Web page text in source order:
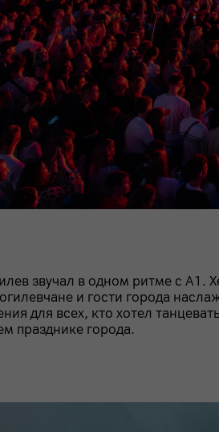
звучал в одном ритме с А1.
и гости города
для всех, кто хотел
празднике города.